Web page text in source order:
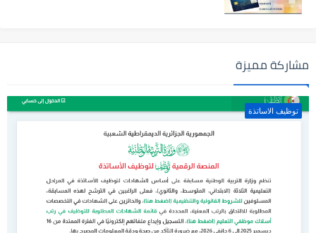
مشاركة مميزة
توظيف الاساتذة